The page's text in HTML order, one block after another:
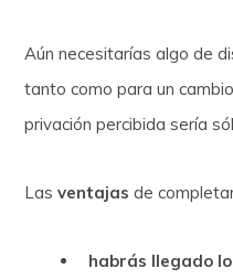
Aún necesitarías algo de
tanto como para un
privación percibida sería
Lasventajasde
habrás llegado